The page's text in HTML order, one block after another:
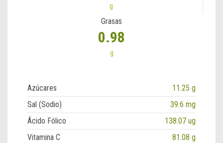
g
Grasas
0.98
g
Azúcares
11.25 g
Sal (Sodio)
39.6 mg
Ácido Fólico
138.07 ug
Vitamina C
81.08 g